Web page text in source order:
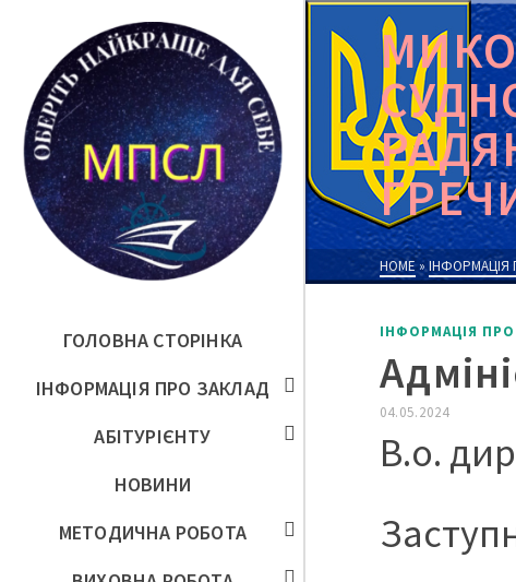
ГОЛОВНА СТОРІНКА
ІНФОРМАЦІЯ ПРО ЗАКЛАД
АБІТУРІЄНТУ
НОВИНИ
МЕТОДИЧНА РОБОТА
HOME »ІНФОРМАЦІЯ
ІНФОРМАЦІЯ
04.05.2024
В.о.